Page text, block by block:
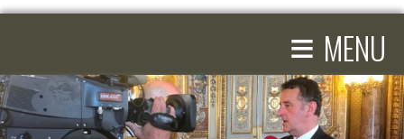
≡ MENU
COMPRENDRE LE SÉNAT